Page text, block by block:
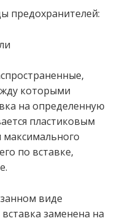
предохранителей:
которыми
на определенную
пластиковым
по вставке,
виде
заменена на